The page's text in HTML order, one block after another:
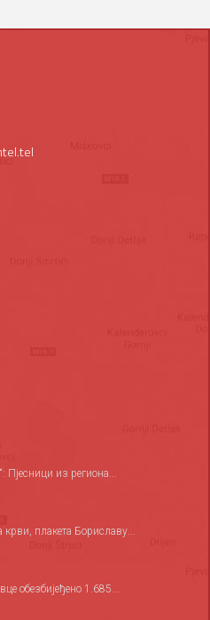
Пјесници из региона...
плакета Бориславу...
обезбијеђено 1.685...